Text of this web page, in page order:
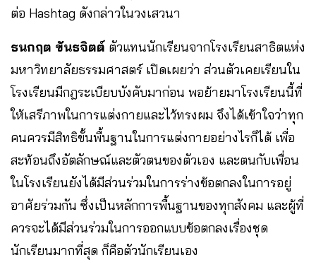
ต่อ Hashtag ดังกล่าวในวงเสวนา
ธนกฤต ขันธจิตต์ ตัวแทนนักเรียนจากโรงเรียนสาธิตแห่ง
มหาวิทยาลัยธรรมศาสตร์ เปิดเผยว่า ส่วนตัวเคยเรียนใน
โรงเรียนมีกฎระเบียบบังคับมาก่อน พอย้ายมาโรงเรียนนี้ที่
ให้เสรีภาพในการแต่งกายและไว้ทรงผม จึงได้เข้าใจว่าทุก
คนควรมีสิทธิขั้นพื้นฐานในการแต่งกายอย่างไรก็ได้ เพื่อ
สะท้อนถึงอัตลักษณ์และตัวตนของตัวเอง และตนกับเพื่อน
ในโรงเรียนยังได้มีส่วนร่วมในการร่างข้อตกลงในการอยู่
อาศัยร่วมกัน ซึ่งเป็นหลักการพื้นฐานของทุกสังคม และผู้ที่
ควรจะได้มีส่วนร่วมในการออกแบบข้อตกลงเรื่องชุด
นักเรียนมากที่สุด ก็คือตัวนักเรียนเอง